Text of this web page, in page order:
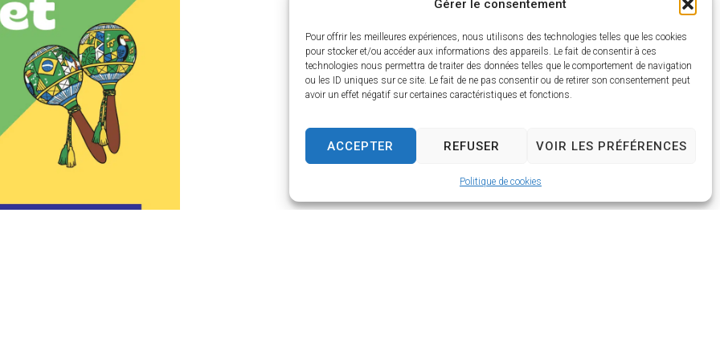
Gérer le consentement
Pour offrir les meilleures expériences, nous utilisons des technologies telles que les cookies
pour stocker et/ou accéder aux informations des appareils. Le fait de consentir à ces
technologies nous permettra de traiter des données telles que le comportement de navigation
ou les ID uniques sur ce site. Le fait de ne pas consentir ou de retirer son consentement peut
avoir un effet négatif sur certaines caractéristiques et fonctions.
ACCEPTER REFUSER VOIR LES PRÉFÉRENCES
Politique de cookies